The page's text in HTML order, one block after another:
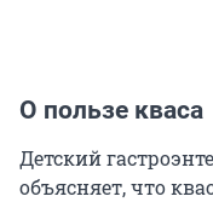
О пользе кваса
Детский
объясняет, что